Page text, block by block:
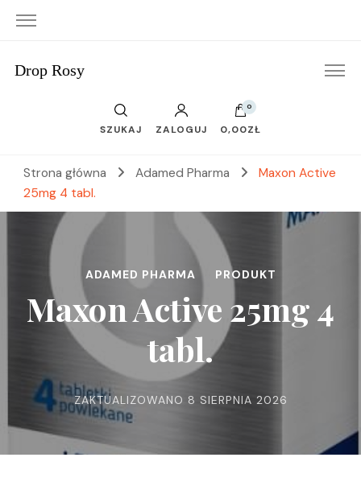
Drop Rosy
SZUKAJ ZALOGUJ
0
0,00ZŁ
Strona główna Adamed Pharma
Maxon Active
25mg 4 tabl.
ADAMED PHARMA PRODUKT
Maxon Active 25mg 4
tabl.
ZAKTUALIZOWANO 8 SIERPNIA 2026